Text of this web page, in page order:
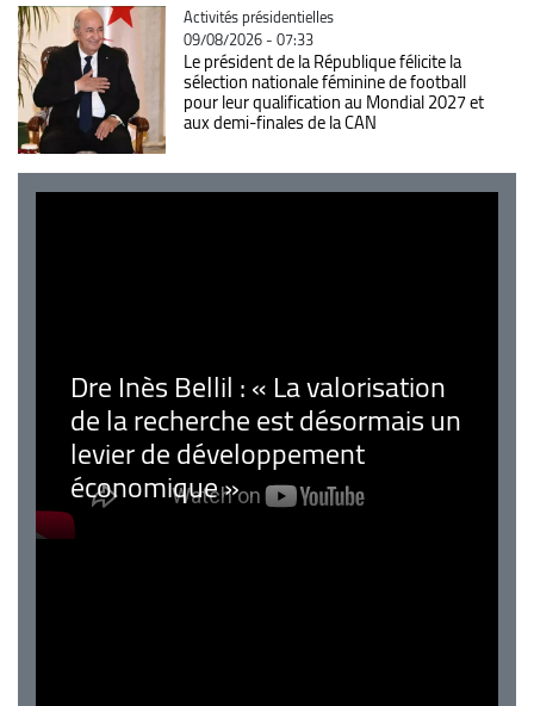
Catégorie
Activités présidentielles
09/08/2026 - 07:33
Le président de la République félicite la
sélection nationale féminine de football
pour leur qualification au Mondial 2027 et
aux demi-finales de la CAN
Dre Inès Bellil : « La valorisation
de la recherche est désormais un
levier de développement
économique »